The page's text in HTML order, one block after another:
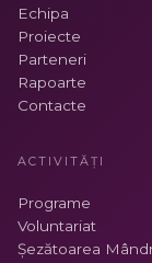
Echipa
Proiecte
Parteneri
Rapoarte
Contacte
ACTIVITĂȚI
Programe
Voluntariat
Șezătoarea